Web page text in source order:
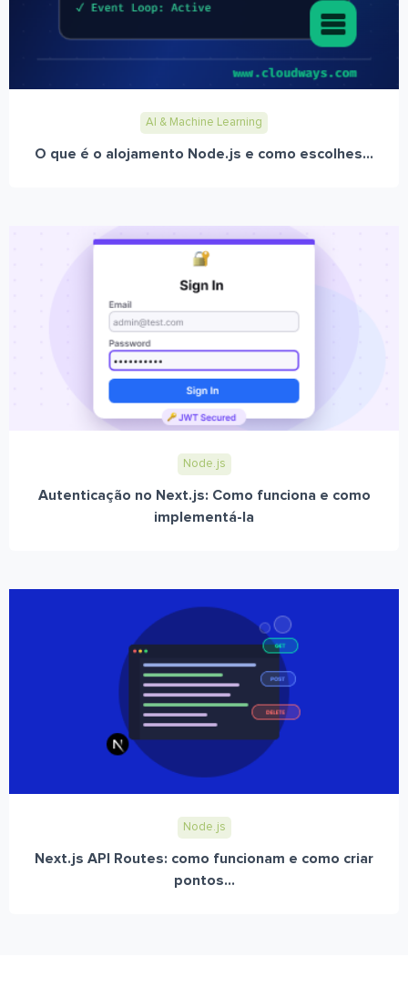
AI & Machine Learning
O que é o alojamento Node.js e como escolhes...
Node.js
Autenticação no Next.js: Como funciona e como
implementá-la
Node.js
Next.js API Routes: como funcionam e como criar
pontos...